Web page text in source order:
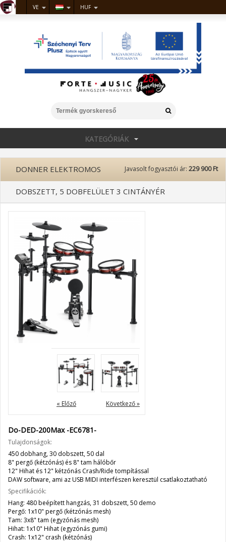
VE HUF
KATEGÓRIÁK
Javasolt fogyasztói ár: 229 900 Ft
DONNER ELEKTROMOS
DOBSZETT, 5 DOBFELÜLET 3 CINTÁNYÉR
« Előző Következő »
Do-DED-200Max -EC6781-
Tulajdonságok:
450 dobhang, 30 dobszett, 50 dal
8" pergő (kétzónás) és 8" tam hálóbőr
12" Hihat és 12" kétzónás Crash/Ride tompítással
DAW software, ami az USB MIDI interfészen keresztül csatlakoztatható
Specifikációk:
Hang: 480 beépített hangzás, 31 dobszett, 50 demo
Pergő: 1x10" pergő (kétzónás mesh)
Tam: 3x8" tam (egyzónás mesh)
Hihat: 1x10" Hihat (egyzónás gumi)
Crash: 1x12" crash (kétzónás)